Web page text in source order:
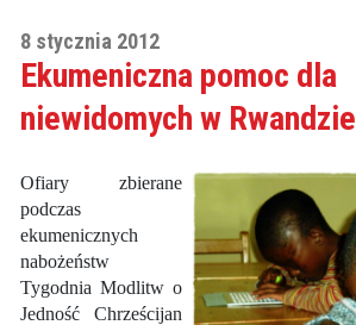
8 stycznia 2012
Ekumeniczna pomoc dla
niewidomych w Rwandzie
Ofiary zbierane
podczas
ekumenicznych
nabożeństw
Tygodnia Modlitw o
Jedność Chrześcijan